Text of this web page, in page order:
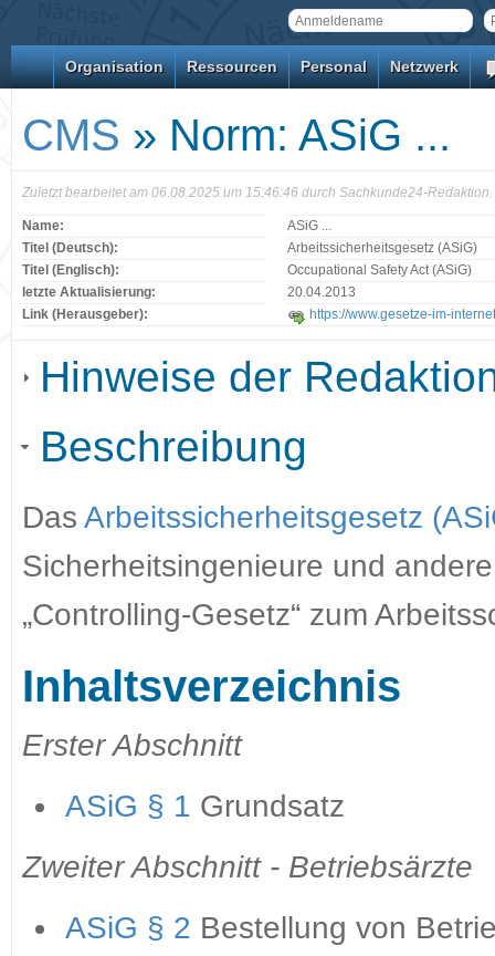
Organisation Ressourcen Personal Netzwerk
CMS » Norm: ASiG ...
Zuletzt bearbeitet am 06.08.2025 um 15:46:46 durch Sachkunde24-Redaktion.
Name:
ASiG ...
Titel (Deutsch):
Arbeitssicherheitsgesetz (ASiG)
Titel (Englisch):
Occupational Safety Act (ASiG)
letzte Aktualisierung:
20.04.2013
Link (Herausgeber):
https://www.gesetze-im-
Hinweise der
Beschreibung
Das Arbeitssicherheitsgesetz
Sicherheitsingenieure und
„Controlling-Gesetz“ zum
Inhaltsverzeichnis
Erster Abschnitt
ASiG § 1 Grundsatz
Zweiter Abschnitt - Betriebsärzte
ASiG § 2 Bestellung von